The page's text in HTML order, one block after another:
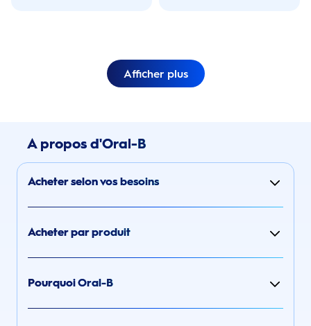
Afficher plus
A propos d'Oral-B
Acheter selon vos besoins
Acheter par produit
Pourquoi Oral-B